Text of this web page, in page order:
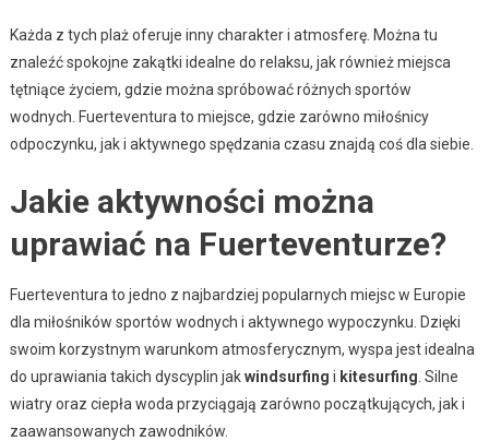
Każda z tych plaż oferuje inny charakter i atmosferę. Można tu
znaleźć spokojne zakątki idealne do relaksu, jak również miejsca
tętniące życiem, gdzie można spróbować różnych sportów
wodnych. Fuerteventura to miejsce, gdzie zarówno miłośnicy
odpoczynku, jak i aktywnego spędzania czasu znajdą coś dla siebie.
Jakie aktywności można
uprawiać na Fuerteventurze?
Fuerteventura to jedno z najbardziej popularnych miejsc w Europie
dla miłośników sportów wodnych i aktywnego wypoczynku. Dzięki
swoim korzystnym warunkom atmosferycznym, wyspa jest idealna
do uprawiania takich dyscyplin jakwindsurfing i kitesurfing . Silne
wiatry oraz ciepła woda przyciągają zarówno początkujących, jak i
zaawansowanych zawodników.